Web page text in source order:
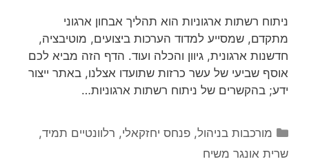
ניתוח רשתות ארגוניות הוא תהליך אבחון ארגוני
מתקדם, שמסייע למדוד הערכות ביצועים, מוטיבציה,
חדשנות ארגונית, גיוון והכלה ועוד. הדף הזה מביא לכם
אוסף שביעי של עשר כרזות שתועדו אצלנו, באתר ייצור
ידע; בהקשרים של ניתוח רשתות ארגוניות…
קטגוריות
מורכבות בניהול,פנחס יחזקאלי, רלוונטיים תמיד,
שרית אונגר משיח